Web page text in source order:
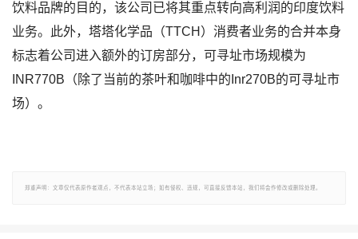
饮料品牌的目的，该公司已将其重点转向高利润的印度饮料
业务。此外，塔塔化学品（TTCH）消费者业务的合并本身
标志着公司进入额外的订房部分，可寻址市场规模为
INR770B（除了当前的茶叶和咖啡中的Inr270B的可寻址市
场）。
郑重声明：文章仅代表原作者观点，不代表本站立场；如有侵权、违规，可直接反馈本站，我们将会作修改或删除处理。